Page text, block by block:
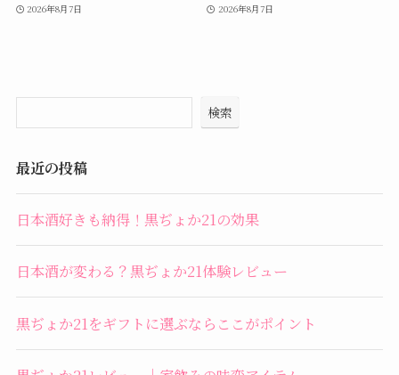
2026年8月7日 2026年8月7日
検索
最近の投稿
日本酒好きも納得！黒ぢょか21の効果
日本酒が変わる？黒ぢょか21体験レビュー
黒ぢょか21をギフトに選ぶならここがポイント